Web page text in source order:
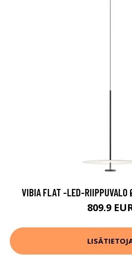
VIBIA FLAT -LED-RIIPPUVALO
809.9